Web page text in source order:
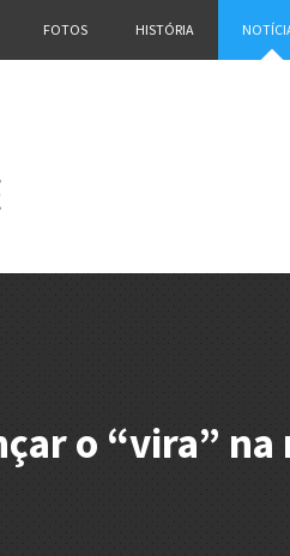
FOTOS HISTÓRIA
o “vira” na